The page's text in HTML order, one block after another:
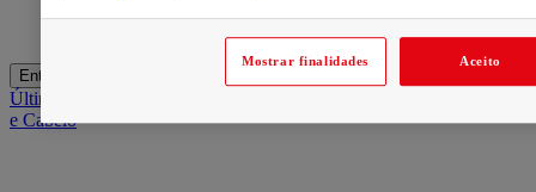
Entrar
Últimas
e Cabelo
Mostrar finalidades Aceito